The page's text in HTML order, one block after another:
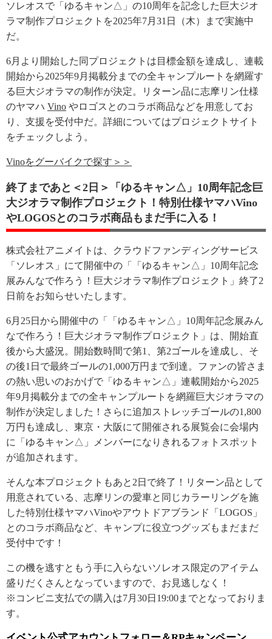
ソレオスで「ゆるキャン△」の10周年を記念した巨大ジオ
ラマ制作プロジェクトを2025年7月31日（木）まで実施中
だ。
6月より開始した同プロジェクトは目標金額を達成し、連載
開始から2025年9月掲載分までの全キャンプルートを網羅す
る巨大ジオラマの制作が決定。リターン品に志摩リン仕様
のヤマハ Vino やロゴスとのコラボ商品などを用意してお
り、支援を受付中だ。詳細についてはプロジェクトサイト
をチェックしよう。
Vinoをグーバイクで探す＞＞
終了まであと＜2日＞「ゆるキャン△」10周年記念巨
大ジオラマ制作プロジェクト！特別仕様ヤマハVino
やLOGOSとのコラボ商品もまだ手に入る！
株式会社アニメイトは、クラウドファンディングサービス
「ソレオス」にて開催中の「「ゆるキャン△」10周年記念
展みんなで作ろう！巨大ジオラマ制作プロジェクト」終了2
日前をお知らせいたします。
6月25日から開催中の「「ゆるキャン△」10周年記念展みん
なで作ろう！巨大ジオラマ制作プロジェクト」は、開始直
後から大盛況。開始数時間で第1、第2ゴールを達成し、そ
の後1日で最終ゴールの1,000万円まで到達。ファンの皆さま
の熱い思いのおかげで「ゆるキャン△」連載開始から2025
年9月掲載分までの全キャンプルートを網羅巨大ジオラマの
制作が決定しました！さらに追加ストレッチゴールの1,800
万円も達成し、東京・大阪にて開催される展覧会に会場内
に「ゆるキャン△」メンバーになりきれるフォトスポット
が追加されます。
そんな本プロジェクトもあと2日で終了！リターン品として
用意されている、志摩リンの愛車と同じカラーリングを施
した特別仕様ヤマハVinoやアウトドアブランド「LOGOS」
とのコラボ商品など、キャンプに役立つグッズもまだまだ
受付中です！
この機を逃すともう手に入らないソレオス限定のアイテム
盛りだくさんとなっていますので、お見逃しなく！
※コンビニ支払での購入は7月30日19:00までとなっておりま
す。